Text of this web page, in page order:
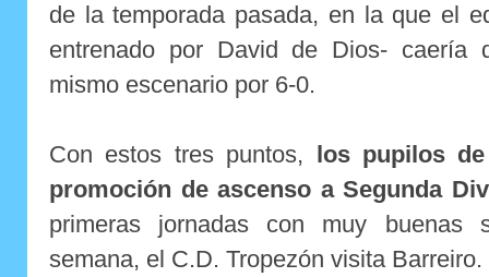
de la temporada pasada, en la que el
entrenado por David de Dios- caería
mismo escenario por 6-0.
Con estos tres puntos,
los pupilos
promoción de ascenso a Segunda
primeras jornadas con muy buenas
semana, el C.D. Tropezón visita Barreiro.